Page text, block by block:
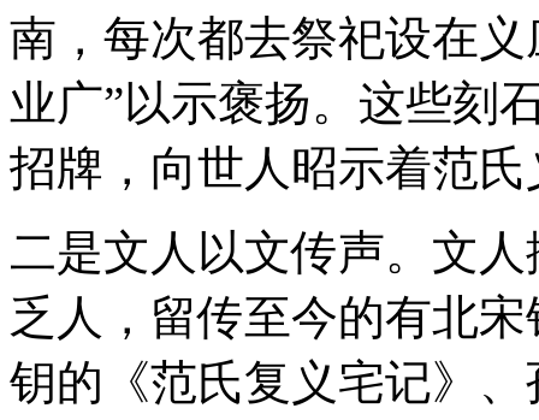
南，每次都去祭祀设在
业广”以示褒扬。这些刻
招牌，向世人昭示着范
二是文人以文传声。文
乏人，留传至今的有北
钥的《范氏复义宅记》